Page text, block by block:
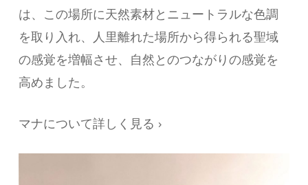
は、この場所に天然素材とニュートラルな色調
を取り入れ、人里離れた場所から得られる聖域
の感覚を増幅させ、自然とのつながりの感覚を
高めました。
マナについて詳しく見る ›